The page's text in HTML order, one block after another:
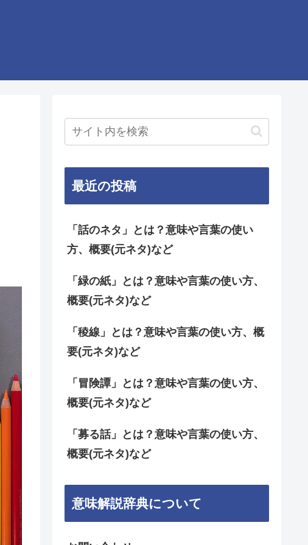
最近の投稿
「話のネタ」とは？意味や言葉の使い
方、概要(元ネタ)など
「緑の紙」とは？意味や言葉の使い方、
概要(元ネタ)など
「稜線」とは？意味や言葉の使い方、概
要(元ネタ)など
「冒険譚」とは？意味や言葉の使い方、
概要(元ネタ)など
「募る話」とは？意味や言葉の使い方、
概要(元ネタ)など
意味解説辞典について